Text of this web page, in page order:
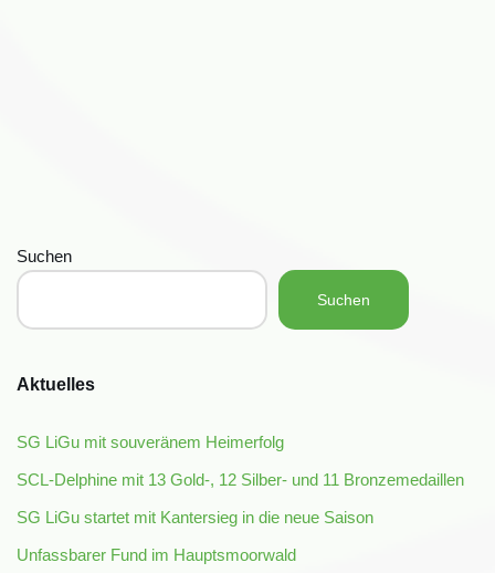
Suchen
Suchen
Aktuelles
SG LiGu mit souveränem Heimerfolg
SCL-Delphine mit 13 Gold-, 12 Silber- und 11 Bronzemedaillen
SG LiGu startet mit Kantersieg in die neue Saison
Unfassbarer Fund im Hauptsmoorwald